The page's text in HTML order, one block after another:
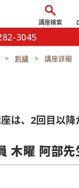
search
講座検索
3045
刺繍 講座詳細
は、2回目以
木曜 阿部